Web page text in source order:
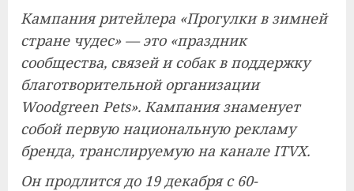
Кампания ритейлера «Прогулки в зимней
стране чудес» — это «праздник
сообщества, связей и собак в поддержку
благотворительной организации
Woodgreen Pets». Кампания знаменует
собой первую национальную рекламу
бренда, транслируемую на канале ITVX.
Он продлится до 19 декабря с 60-